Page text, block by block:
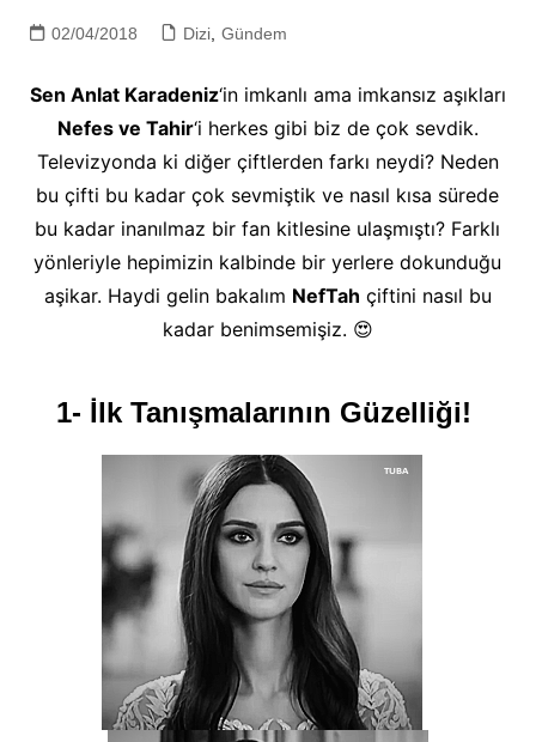
02/04/2018 Dizi, Gündem
Sen Anlat Karadeniz‘in imkanlı ama imkansız aşıkları
Nefes ve Tahir‘i herkes gibi biz de çok sevdik.
Televizyonda ki diğer çiftlerden farkı neydi? Neden
bu çifti bu kadar çok sevmiştik ve nasıl kısa sürede
bu kadar inanılmaz bir fan kitlesine ulaşmıştı? Farklı
yönleriyle hepimizin kalbinde bir yerlere dokunduğu
aşikar. Haydi gelin bakalım NefTah çiftini nasıl bu
kadar benimsemişiz. 😍
1- İlk Tanışmalarının Güzelliği!